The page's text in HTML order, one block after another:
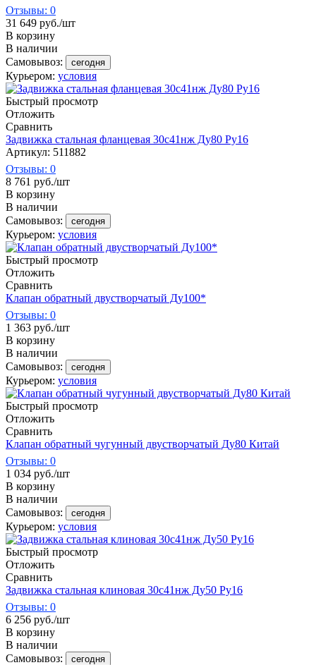
Отзывы: 0
31 649 руб./шт
В корзину
В наличии
Самовывоз:
сегодня
Курьером: условия
Быстрый просмотр
Отложить
Сравнить
Задвижка стальная фланцевая 30с41нж Ду80 Ру16
Артикул: 511882
Отзывы: 0
8 761 руб./шт
В корзину
В наличии
Самовывоз:
сегодня
Курьером: условия
Быстрый просмотр
Отложить
Сравнить
Клапан обратный двустворчатый Ду100*
Отзывы: 0
1 363 руб./шт
В корзину
В наличии
Самовывоз:
сегодня
Курьером: условия
Быстрый просмотр
Отложить
Сравнить
Клапан обратный чугунный двустворчатый Ду80 Китай
Отзывы: 0
1 034 руб./шт
В корзину
В наличии
Самовывоз:
сегодня
Курьером: условия
Быстрый просмотр
Отложить
Сравнить
Задвижка стальная клиновая 30с41нж Ду50 Ру16
Отзывы: 0
6 256 руб./шт
В корзину
В наличии
Самовывоз:
сегодня